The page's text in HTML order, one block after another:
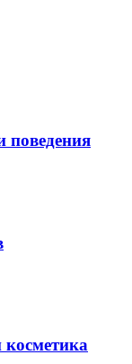
поведения
косметика